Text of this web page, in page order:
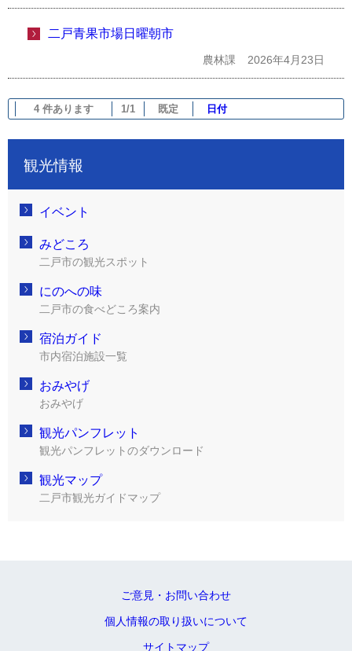
二戸青果市場日曜朝市
農林課 2026年4月23日
4 件あります 1/1 既定 日付
観光情報
イベント
みどころ
二戸市の観光スポット
にのへの味
二戸市の食べどころ案内
宿泊ガイド
市内宿泊施設一覧
おみやげ
おみやげ
観光パンフレット
観光パンフレットのダウンロード
観光マップ
二戸市観光ガイドマップ
ご意見・お問い合わせ
個人情報の取り扱いについて
サイトマップ